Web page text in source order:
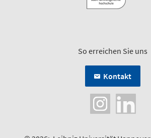
So erreichen Sie uns
Kontakt